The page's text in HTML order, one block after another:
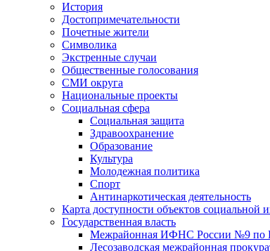
История
Достопримечательности
Почетные жители
Символика
Экстренные случаи
Общественные голосования
СМИ округа
Национальные проекты
Социальная сфера
Социальная защита
Здравоохранение
Образование
Культура
Молодежная политика
Спорт
Антинаркотическая деятельность
Карта доступности объектов социальной
Государственная власть
Межрайонная ИФНС России №9 по
Лесозаводская межрайонная